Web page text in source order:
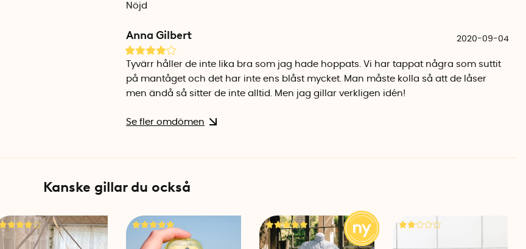
Nöjd
Anna Gilbert 2020-09-04
Tyvärr håller de inte lika bra som jag hade hoppats. Vi har tappat några som suttit
på mantåget och det har inte ens blåst mycket. Man måste kolla så att de låser
men ändå så sitter de inte alltid. Men jag gillar verkligen idén!
Se fler omdömen
Kanske gillar du också